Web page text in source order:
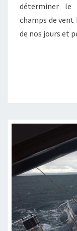
déterminer le
champs de vent
de nos jours et